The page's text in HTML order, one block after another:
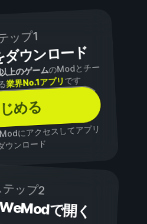
ップ1
ウンロード
上のゲームのModとチー
業界No.1アプリです
める
にアクセスしてアプリ
ウンロード
テップ2
で開く